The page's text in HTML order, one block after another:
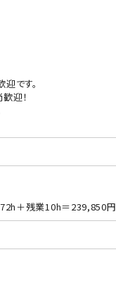
です。
迎！
＋残業10h＝239,850円